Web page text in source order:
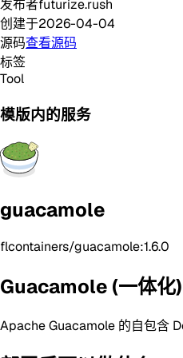
发布者futurize.rush
创建于2026-04-04
源码查看源码
标签
Tool
模版内的服务
guacamole
flcontainers/guacamole:1.6.0
Guacamole (一体化)
Apache Guacamole 的自包含